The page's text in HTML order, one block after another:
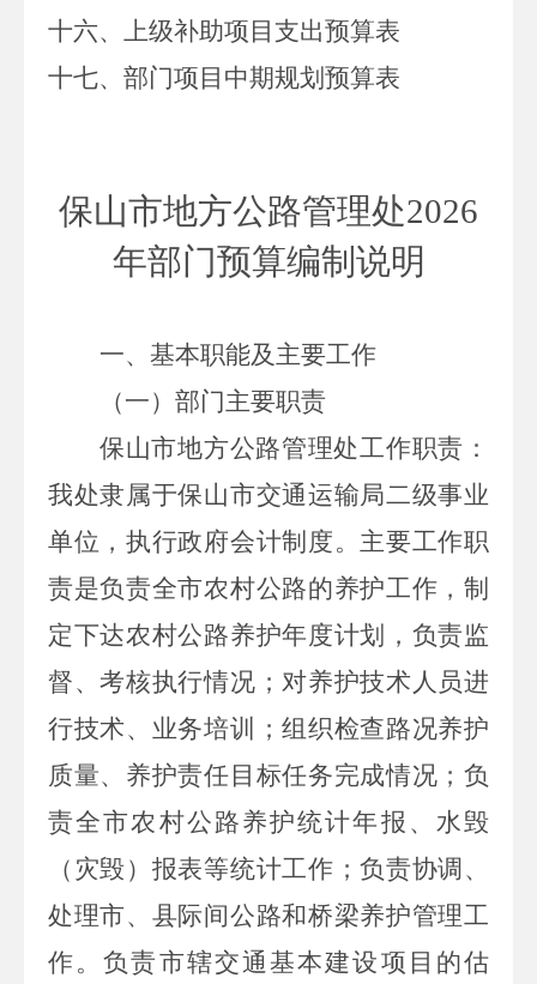
十六、上级补助项目支出预算表
十七、部门项目中期规划预算表
保山市地方公路管理处2026
年部门预算编制说明
一、基本职能及主要工作
（一）部门主要职责
保山市地方公路管理处工作职责：
我处隶属于保山市交通运输局二级事业
单位，执行政府会计制度。主要工作职
责是负责全市农村公路的养护工作，制
定下达农村公路养护年度计划，负责监
督、考核执行情况；对养护技术人员进
行技术、业务培训；组织检查路况养护
质量、养护责任目标任务完成情况；负
责全市农村公路养护统计年报、水毁
（灾毁）报表等统计工作；负责协调、
处理市、县际间公路和桥梁养护管理工
作。负责市辖交通基本建设项目的估